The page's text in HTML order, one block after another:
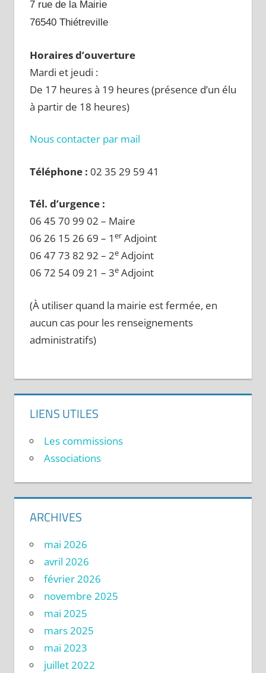
7 rue de la Mairie
76540 Thiétreville
Horaires d’ouverture
Mardi et jeudi :
De 17 heures à 19 heures (présence d’un élu
à partir de 18 heures)
Nous contacter par mail
Téléphone : 02 35 29 59 41
Tél. d’urgence :
06 45 70 99 02 – Maire
06 26 15 26 69 – 1 erAdjoint
06 47 73 82 92 – 2eAdjoint
06 72 54 09 21 – 3eAdjoint
(À utiliser quand la mairie est fermée, en
aucun cas pour les renseignements
administratifs)
LIENS UTILES
Les commissions
Associations
ARCHIVES
mai 2026
avril 2026
février 2026
novembre 2025
mai 2025
mars 2025
mai 2023
juillet 2022